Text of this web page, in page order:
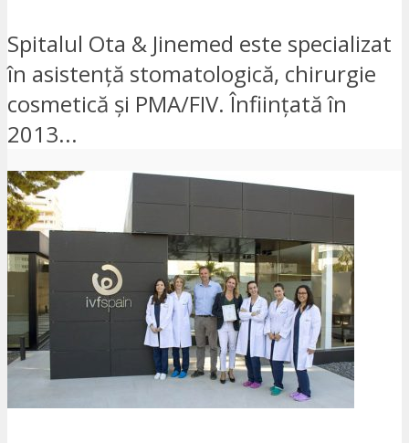
Spitalul Ota & Jinemed este specializat
în asistență stomatologică, chirurgie
cosmetică și PMA/FIV. Înființată în
2013...